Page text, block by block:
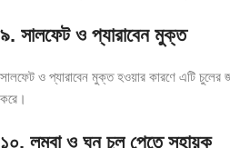
৯. সালফেট ও প্যারাবেন মুক্ত
সালফেট ও প্যারাবেন মুক্ত হওয়ার কারণে এটি চুলের
করে।
১০. লম্বা ও ঘন চুল পেতে সহায়ক